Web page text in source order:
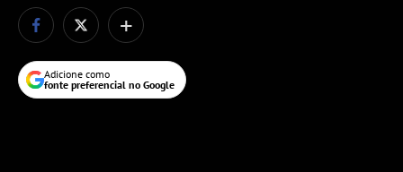
+
Adicione como
fonte preferencial no Google